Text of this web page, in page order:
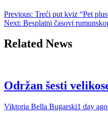
Previous: Treći put kviz “Pet
Next: Besplatni časovi
Related News
Održan šesti
Viktoria Bella Bugarski1 day ago